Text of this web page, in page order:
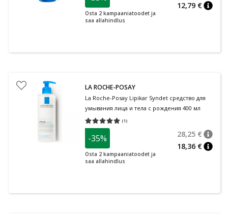
Osta 2 kampaaniatoodet ja
saa allahindlus
12,79 €
LA ROCHE-POSAY
La Roche-Posay Lipikar Syndet средство для
умывания лица и тела с рождения 400 мл
(1)
Средняя оценка 5.00
-35%
Osta 2 kampaaniatoodet ja
saa allahindlus
28,25 €
18,36 €